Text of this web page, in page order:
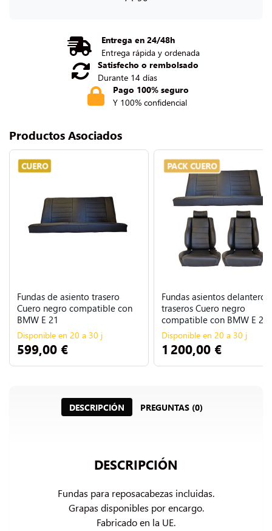
Entrega en 24/48h
Entrega rápida y ordenada
Satisfecho o rembolsado
Durante 14 días
Pago 100% seguro
Y 100% confidencial
Productos Asociados
CUERO
Fundas de asiento trasero
Cuero negro compatible con
BMW E 21
Disponible en 20 a 30 j
599,00 €
PACK CUERO
Fundas asientos
traseros Cuero negro
compatible con BMW E 21
Disponible en 20 a 30 j
1 200,00 €
DESCRIPCIÓN PREGUNTAS (0)
DESCRIPCIÓN
Fundas para reposacabezas incluidas.
Grapas disponibles por encargo.
Fabricado en la UE.